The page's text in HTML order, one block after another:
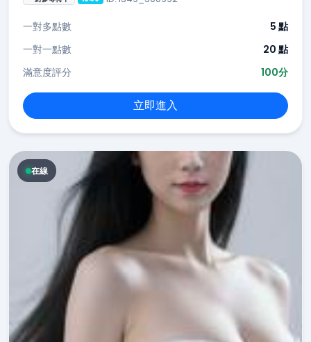
一對多點數
5 點
一對一點數
20 點
滿意度評分
100分
立即進入
在線